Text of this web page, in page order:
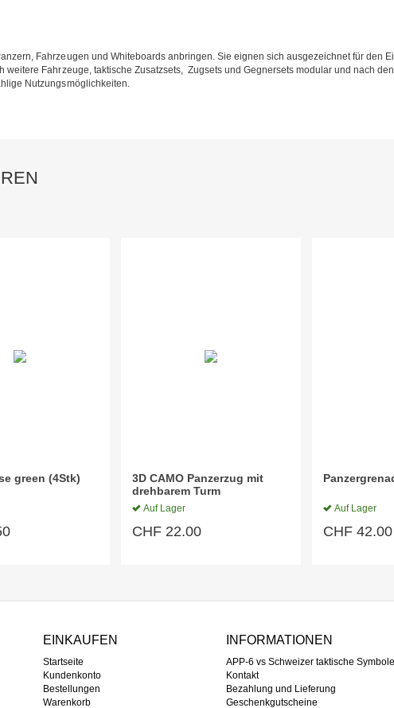
Fahrzeugen und Whiteboards anbringen. Sie eignen sich ausgezeichnet für den
Fahrzeuge, taktische Zusatzsets, Zugsets und Gegnersets modular und nach
Nutzungsmöglichkeiten.
green (4Stk)
3D CAMO Panzerzug mit
drehbarem Turm
Auf Lager
CHF 22.00
Auf Lager
CHF42.00
EINKAUFEN
Startseite
Kundenkonto
Bestellungen
Warenkorb
INFORMATIONEN
APP-6 vs Schweizer taktische
Kontakt
Bezahlung und Lieferung
Geschenkgutscheine